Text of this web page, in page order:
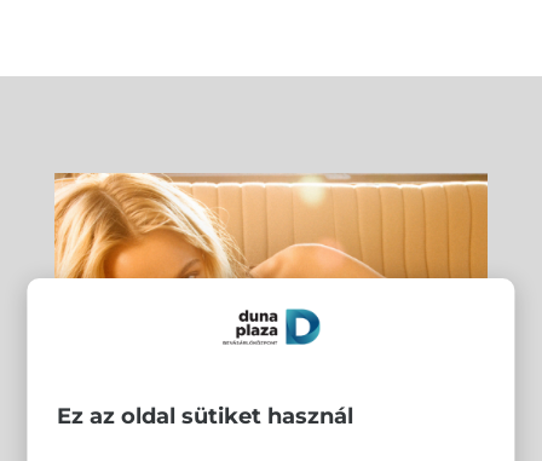
Ez az oldal sütiket használ